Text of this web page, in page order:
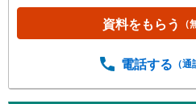
資料をもらう （
電話する （